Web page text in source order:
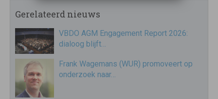
Gerelateerd nieuws
VBDO AGM Engagement Report 2026:
dialoog blijft…
Frank Wagemans (WUR) promoveert op
onderzoek naar…